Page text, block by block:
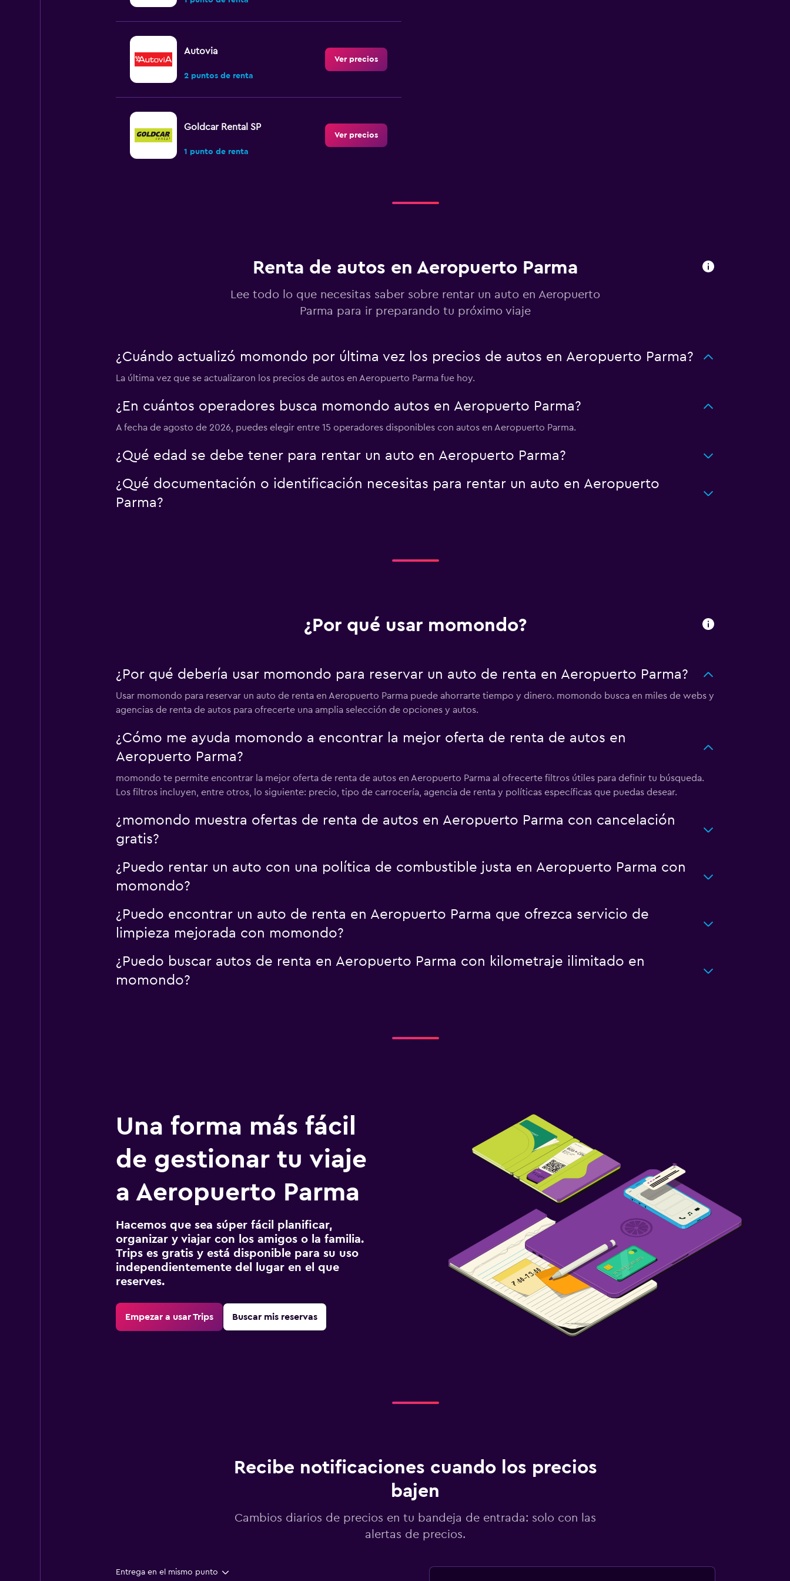
Autovia
2 puntos de renta
Ver precios
Goldcar Rental SP
1 punto de renta
Ver precios
Sunnycars
2 puntos de renta
Ver precios
Renta de autos en Aeropuerto Parma
Lee todo lo que necesitas saber sobre rentar un auto en Aeropuerto
Parma para ir preparando tu próximo viaje
¿Cuándo actualizó momondo por última vez los precios de autos en Aeropuerto Parma?
La última vez que se actualizaron los precios de autos en Aeropuerto Parma fue hoy.
¿En cuántos operadores busca momondo autos en Aeropuerto Parma?
A fecha de agosto de 2026, puedes elegir entre 15 operadores disponibles con autos en Aeropuerto Parma.
¿Qué edad se debe tener para rentar un auto en Aeropuerto Parma?
¿Qué documentación o identificación necesitas para rentar un auto en Aeropuerto
Parma?
¿Por qué usar momondo?
¿Por qué debería usar momondo para reservar un auto de renta en Aeropuerto Parma?
Usar momondo para reservar un auto de renta en Aeropuerto Parma puede ahorrarte tiempo y dinero. momondo busca en miles de webs y
agencias de renta de autos para ofrecerte una amplia selección de opciones y autos.
¿Cómo me ayuda momondo a encontrar la mejor oferta de renta de autos en
Aeropuerto Parma?
momondo te permite encontrar la mejor oferta de renta de autos en Aeropuerto Parma al ofrecerte filtros útiles para definir tu búsqueda.
Los filtros incluyen, entre otros, lo siguiente: precio, tipo de carrocería, agencia de renta y políticas específicas que puedas desear.
¿momondo muestra ofertas de renta de autos en Aeropuerto Parma con cancelación
gratis?
¿Puedo rentar un auto con una política de combustible justa en Aeropuerto Parma con
momondo?
¿Puedo encontrar un auto de renta en Aeropuerto Parma que ofrezca servicio de
limpieza mejorada con momondo?
¿Puedo buscar autos de renta en Aeropuerto Parma con kilometraje ilimitado en
momondo?
Una forma más fácil
de gestionar tu viaje
a Aeropuerto Parma
Hacemos que sea súper fácil planificar,
organizar y viajar con los amigos o la familia.
Trips es gratis y está disponible para su uso
independientemente del lugar en el que
reserves.
Empezar a usar Trips Buscar mis reservas
Recibe notificaciones cuando los precios
bajen
Cambios diarios de precios en tu bandeja de entrada: solo con las
alertas de precios.
Entrega en el mismo punto